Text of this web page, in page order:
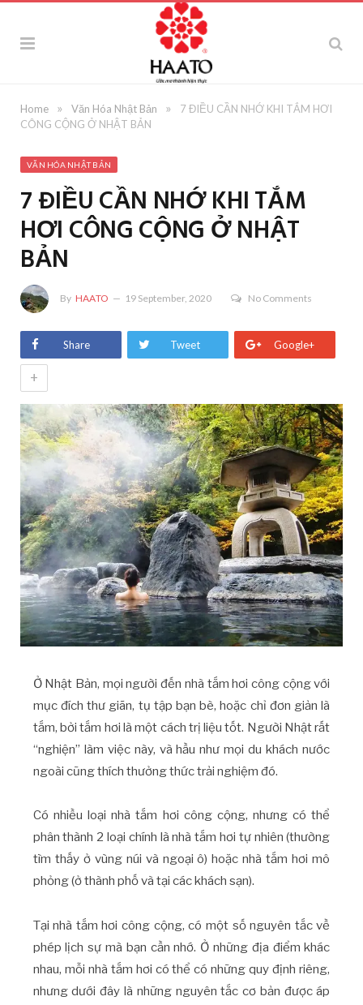
Home » Văn Hóa Nhật Bản »
7 ĐIỀU CẦN NHỚ KHI TẮM HƠI
CÔNG CỘNG Ở NHẬT BẢN
VĂN HÓA NHẬT BẢN
7 ĐIỀU CẦN NHỚ KHI TẮM
HƠI CÔNG CỘNG Ở NHẬT
BẢN
By HAATO 19 September, 2020 No Comments
Share Tweet Google+
+
Ở Nhật Bản, mọi người đến nhà tắm hơi công cộng với
mục đích thư giãn, tụ tập bạn bè, hoặc chỉ đơn giản là
tắm, bởi tắm hơi là một cách trị liệu tốt. Người Nhật rất
“nghiện” làm việc này, và hầu như mọi du khách nước
ngoài cũng thích thưởng thức trải nghiệm đó.
Có nhiều loại nhà tắm hơi công cộng, nhưng có thể
phân thành 2 loại chính là nhà tắm hơi tự nhiên (thường
tìm thấy ở vùng núi và ngoại ô) hoặc nhà tắm hơi mô
phỏng (ở thành phố và tại các khách sạn).
Tại nhà tắm hơi công cộng, có một số nguyên tắc về
phép lịch sự mà bạn cần nhớ. Ở những địa điểm khác
nhau, mỗi nhà tắm hơi có thể có những quy định riêng,
nhưng dưới đây là những nguyên tắc cơ bản được áp